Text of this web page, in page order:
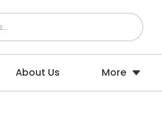
About Us More